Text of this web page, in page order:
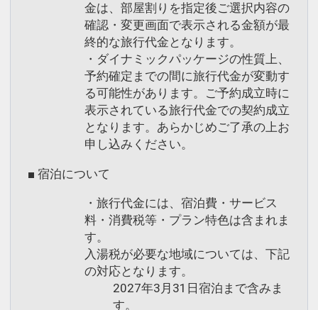
金は、部屋割りを指定後ご選択内容の
確認・変更画面で表示される金額が最
終的な旅行代金となります。
・ダイナミックパッケージの性質上、
予約確定までの間に旅行代金が変動す
る可能性があります。ご予約成立時に
表示されている旅行代金での契約成立
となります。あらかじめご了承の上お
申し込みください。
■ 宿泊について
・旅行代金には、宿泊費・サービス
料・消費税等・プラン特色は含まれま
す。
入湯税が必要な地域については、下記
の対応となります。
2027年3月31日宿泊まで含みま
す。